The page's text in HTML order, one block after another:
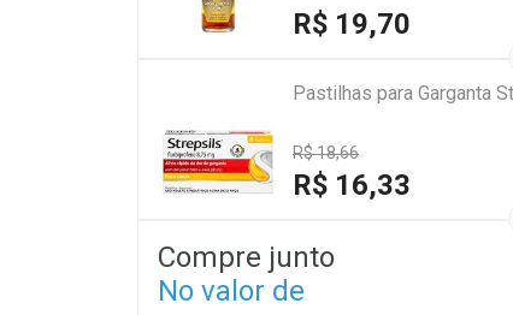
R$ 19,70
Pastilhas para Garganta
R$ 18,66
R$ 16,33
Compre junto
No valor de